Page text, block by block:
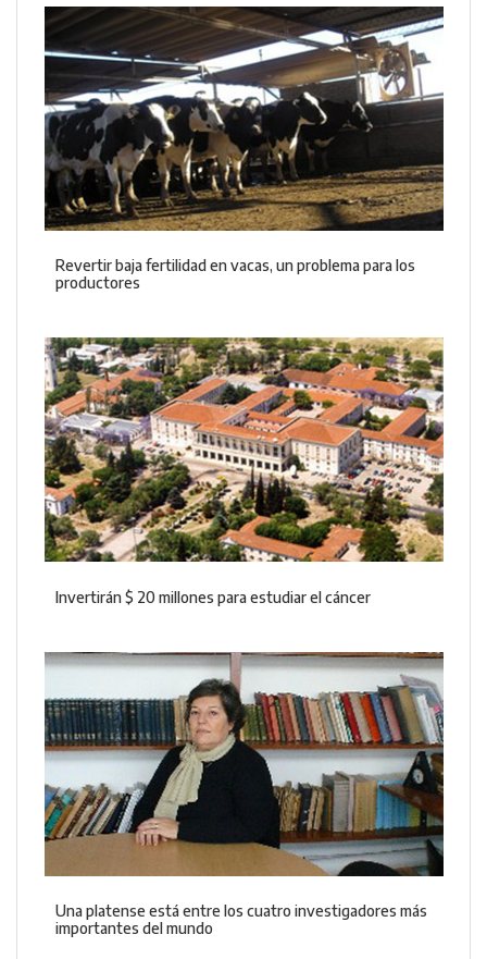
Revertir baja fertilidad en vacas, un problema para los
productores
Invertirán $ 20 millones para estudiar el cáncer
Una platense está entre los cuatro investigadores más
importantes del mundo